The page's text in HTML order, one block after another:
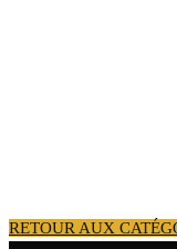
RETOUR AUX